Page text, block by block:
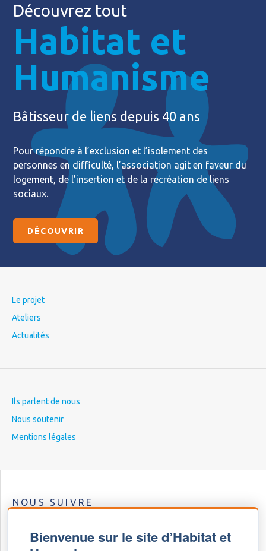
Bienvenue sur le site d’Habitat et
Découvrez tout
Habitat et
Humanisme
Bâtisseur de liens depuis 40 ans
Pour répondre à l’exclusion et l’isolement des
personnes en difficulté, l’association agit en faveur du
logement, de l’insertion et de la recréation de liens
sociaux.
DÉCOUVRIR
Le projet
Ateliers
Actualités
Ils parlent de nous
Nous soutenir
Mentions légales
NOUS SUIVRE